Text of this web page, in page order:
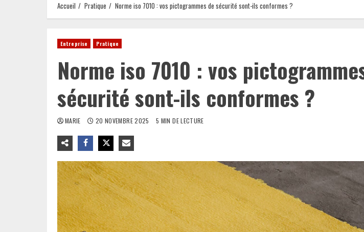
Accueil Pratique Norme iso 7010 : vos pictogrammes de sécurité sont-ils conformes ?
Entreprise Pratique
Norme iso 7010 : vos
sécurité sont-ils conformes ?
MARIE 20 NOVEMBRE 2025 5 MIN DE LECTURE